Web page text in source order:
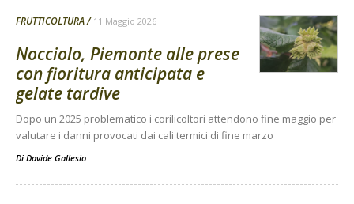
FRUTTICOLTURA 11 Maggio 2026
Nocciolo, Piemonte alle prese
con fioritura anticipata e
gelate tardive
Dopo un 2025 problematico i corilicoltori attendono fine maggio per
valutare i danni provocati dai cali termici di fine marzo
Di Davide Gallesio